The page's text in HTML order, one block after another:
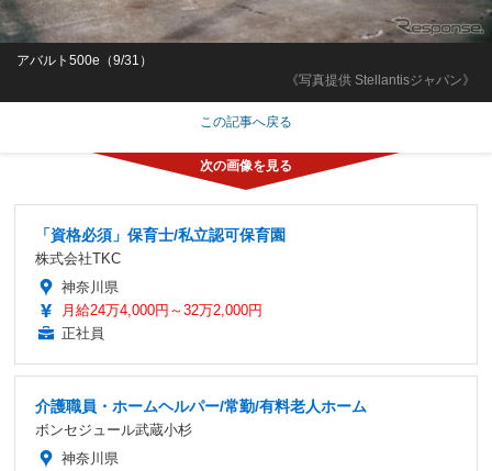
《写真提供 Stellantisジャパン》
アバルト500e（9/31）
この記事へ戻る
「資格必須」保育士/私立認可保育園
株式会社TKC
神奈川県
月給24万4,000円～32万2,000円
正社員
介護職員・ホームヘルパー/常勤/有料老人ホーム
ボンセジュール武蔵小杉
神奈川県